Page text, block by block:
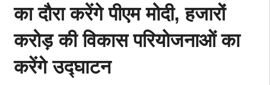
का दौरा करेंगे पीएम मोदी, हजारों
करोड़ की विकास परियोजनाओं का
करेंगे उद्घाटन